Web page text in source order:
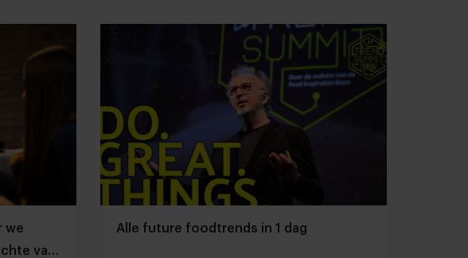
we
van
Alle future foodtrends in 1 dag